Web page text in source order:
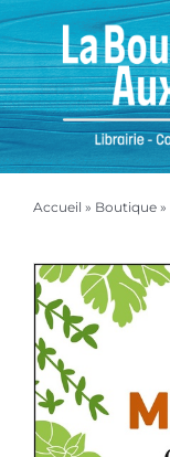
Passer
au
contenu
Accueil » Boutique»